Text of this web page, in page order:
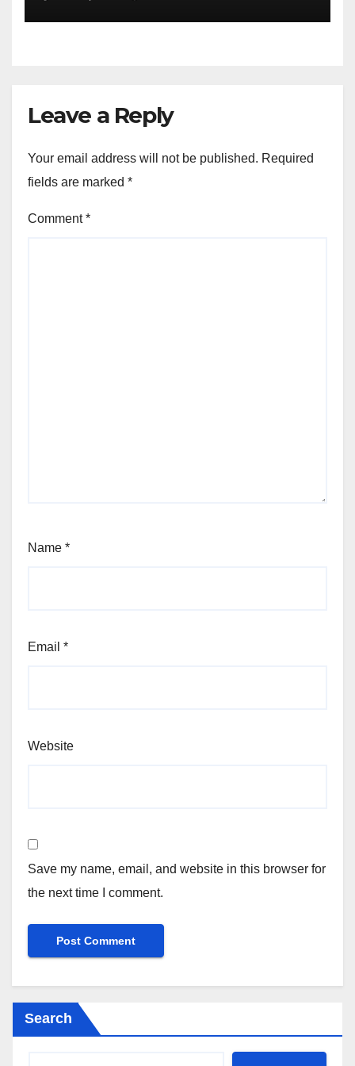
îmbunătățire a mobilității
fizice
Leave a Reply
Your email address will not be published. Required
fields are marked *
Comment*
Name *
Email *
Website
Save my name, email, and website in this browser for
the next time I comment.
Search